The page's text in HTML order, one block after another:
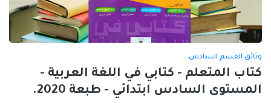
وثائق القسم السادس
كتاب المتعلم - كتابي في اللغة العربية -
المستوى السادس ابتدائي - طبعة 2020.